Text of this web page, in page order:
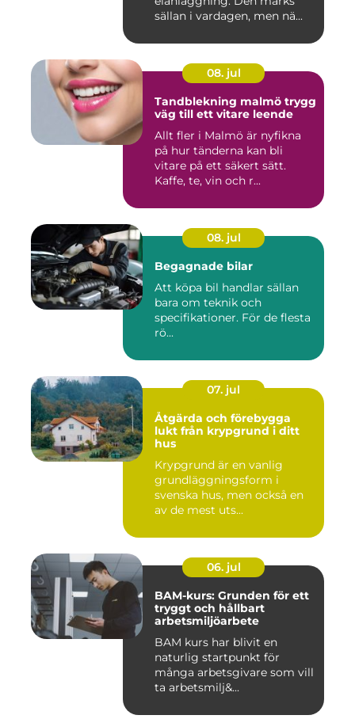
sällan i vardagen, men nä...
08. jul
Tandblekning malmö trygg
väg till ett vitare leende
Allt fler i Malmö är nyfikna
på hur tänderna kan bli
vitare på ett säkert sätt.
Kaffe, te, vin och r...
08. jul
Begagnade bilar
Att köpa bil handlar sällan
bara om teknik och
specifikationer. För de flesta
rö...
07. jul
Åtgärda och förebygga
lukt från krypgrund i ditt
hus
Krypgrund är en vanlig
grundläggningsform i
svenska hus, men också en
av de mest uts...
06. jul
BAM-kurs: Grunden för ett
tryggt och hållbart
arbetsmiljöarbete
BAM kurs har blivit en
naturlig startpunkt för
många arbetsgivare som vill
ta arbetsmilj&...